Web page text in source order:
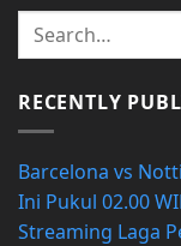
RECENTLY
Barcelona vs
Ini Pukul 02.00
Streaming Laga